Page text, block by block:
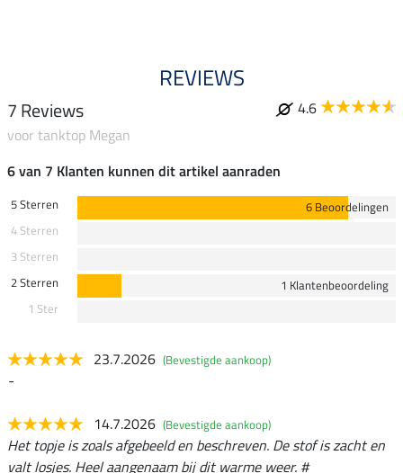
REVIEWS
7 Reviews
4.6
voor tanktop Megan
6 van 7 Klanten kunnen dit artikel aanraden
5 Sterren
6 Beoordelingen
4 Sterren
3 Sterren
2 Sterren
1 Klantenbeoordeling
1 Ster
23.7.2026 (Bevestigde aankoop)
-
14.7.2026 (Bevestigde aankoop)
Het topje is zoals afgebeeld en beschreven. De stof is zacht en
valt losjes. Heel aangenaam bij dit warme weer. #